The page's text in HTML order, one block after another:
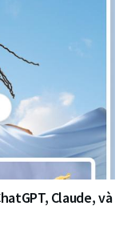
Claude, và